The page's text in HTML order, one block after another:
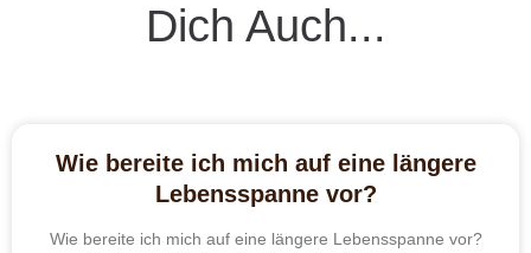
Dich Auch...
Wie bereite ich mich auf eine längere
Lebensspanne vor?
Wie bereite ich mich auf eine längere Lebensspanne vor?